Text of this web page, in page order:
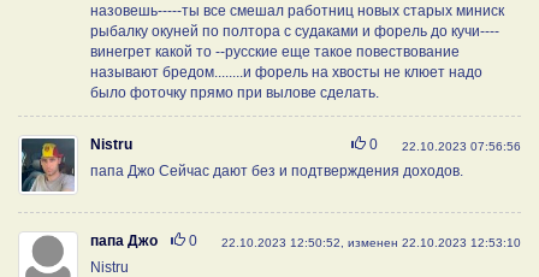
назовешь-----ты все смешал работниц новых старых миниск
рыбалку окуней по полтора с судаками и форель до кучи----
винегрет какой то --русские еще такое повествование
называют бредом........и форель на хвосты не клюет надо
было фоточку прямо при вылове сделать.
Nistru 22.10.2023 07:56:56
Нравится
0
папа Джо Сейчас дают без и подтверждения доходов.
папа Джо 22.10.2023 12:50:52, изменен 22.10.2023 12:53:10
Нравится
0
Nistru